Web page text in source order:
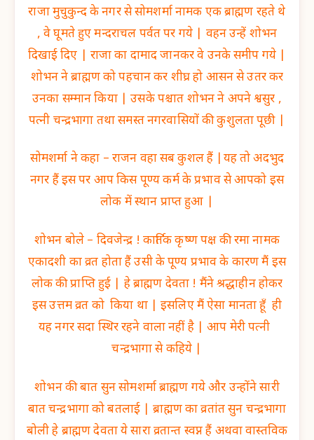
राजा मुचुकुन्द के नगर से सोमशर्मा नामक एक ब्राह्मण रहते थे
, वे घूमते हुए मन्दराचल पर्वत पर गये | वहन उन्हें शोभन
दिखाई दिए | राजा का दामाद जानकर वे उनके समीप गये |
शोभन ने ब्राह्मण को पहचान कर शीघ्र हो आसन से उतर कर
उनका सम्मान किया | उसके पश्चात शोभन ने अपने श्वसुर ,
पत्नी चन्द्रभागा तथा समस्त नगरवासियों की कुशुलता पूछी |
सोमशर्मा ने कहा – राजन वहा सब कुशल हैं |यह तो अदभुद
नगर हैं इस पर आप किस पूण्य कर्म के प्रभाव से आपको इस
लोक में स्थान प्राप्त हुआ |
शोभन बोले – दिवजेन्द्र ! कार्तिक कृष्ण पक्ष की रमा नामक
एकादशी का व्रत होता हैं उसी के पूण्य प्रभाव के कारण मैं इस
लोक की प्राप्ति हुई | हे ब्राह्मण देवता ! मैंने श्रद्धाहीन होकर
इस उत्तम व्रत को किया था | इसलिए मैं ऐसा मानता हूँ ही
यह नगर सदा स्थिर रहने वाला नहीं है | आप मेरी पत्नी
चन्द्रभागा से कहिये |
शोभन की बात सुन सोमशर्मा ब्राह्मण गये और उन्होंने सारी
बात चन्द्रभागा को बतलाई | ब्राह्मण का व्रतांत सुन चन्द्रभागा
बोली हे ब्राह्मण देवता ये सारा व्रतान्त स्वप्न हैं अथवा वास्तविक